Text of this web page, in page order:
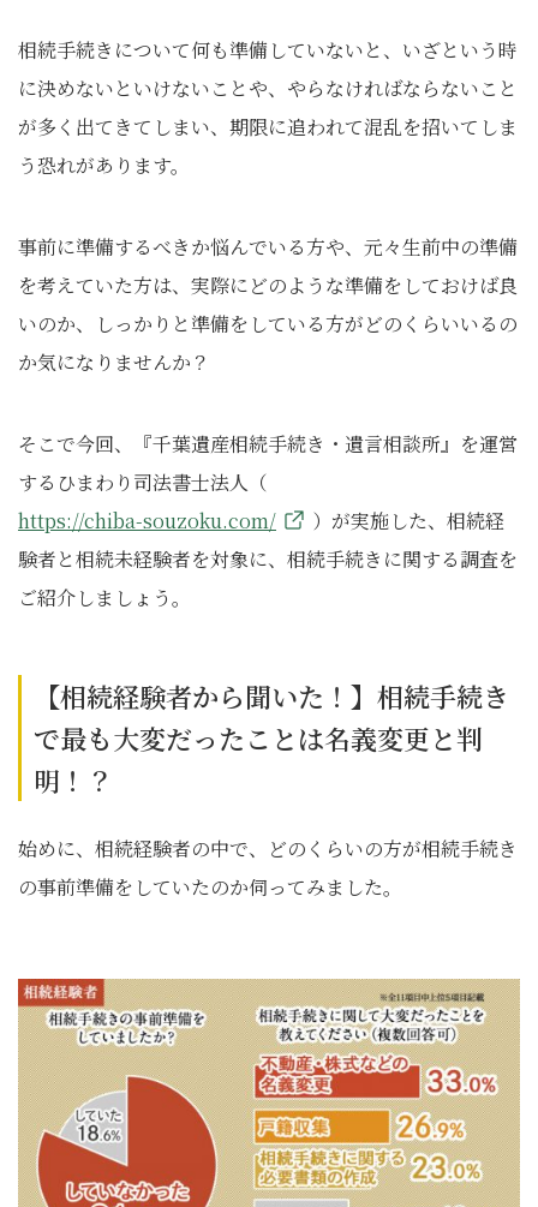
相続手続きについて何も準備していないと、いざという時
に決めないといけないことや、やらなければならないこと
が多く出てきてしまい、期限に追われて混乱を招いてしま
う恐れがあります。
事前に準備するべきか悩んでいる方や、元々生前中の準備
を考えていた方は、実際にどのような準備をしておけば良
いのか、しっかりと準備をしている方がどのくらいいるの
か気になりませんか？
そこで今回、『千葉遺産相続手続き・遺言相談所』を運営
するひまわり司法書士法人（
https://chiba-souzoku.com/
）が実施した、相続経
験者と相続未経験者を対象に、相続手続きに関する調査を
ご紹介しましょう。
【相続経験者から聞いた！】相続手続き
で最も大変だったことは名義変更と判
明！？
始めに、相続経験者の中で、どのくらいの方が相続手続き
の事前準備をしていたのか伺ってみました。